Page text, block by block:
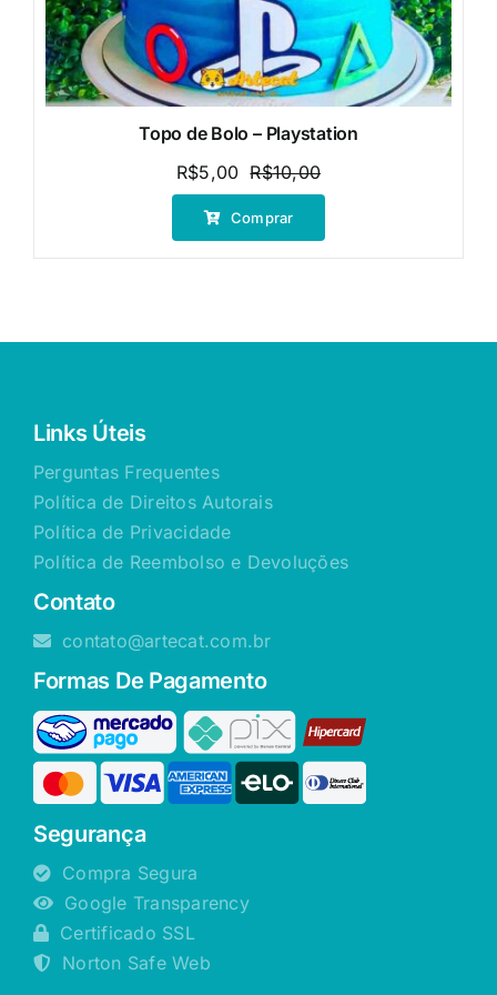
Topo de Bolo – Playstation
R$10,00O
preço
era:
R$5,00
O
preço
é:
Comprar
Links Úteis
Perguntas Frequentes
Política de Direitos Autorais
Política de Privacidade
Política de Reembolso e Devoluções
Contato
contato@artecat.com.br
Formas De Pagamento
Segurança
Compra Segura
Google Transparency
Certificado SSL
Norton Safe Web